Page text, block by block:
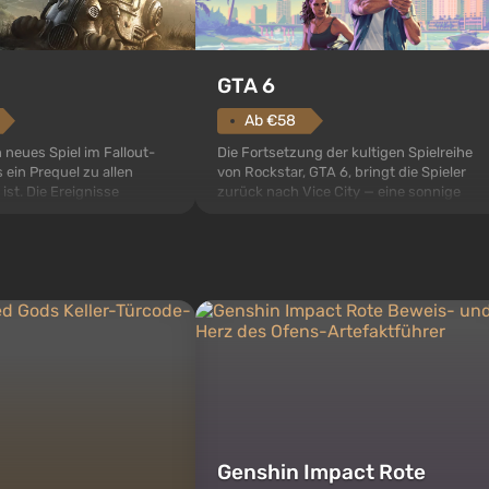
neues Spiel im Fallout-
ein Prequel zu allen
Die Ereignisse
GTA 6
Ab €58
Die Fortsetzung der kultigen Spielreihe
von Rockstar, GTA 6, bringt die Spieler
zurück nach Vice City — eine sonnige
Genshin Impact Rote